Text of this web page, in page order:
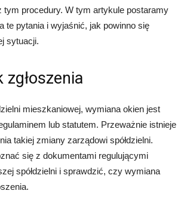
tym procedury. W tym artykule postaramy
te pytania i wyjaśnić, jak powinno się
sytuacji.
zgłoszenia
mieszkaniowej, wymiana okien jest
lub statutem. Przeważnie istnieje
takiej zmiany zarządowi spółdzielni.
się z dokumentami regulującymi
spółdzielni i sprawdzić, czy wymiana